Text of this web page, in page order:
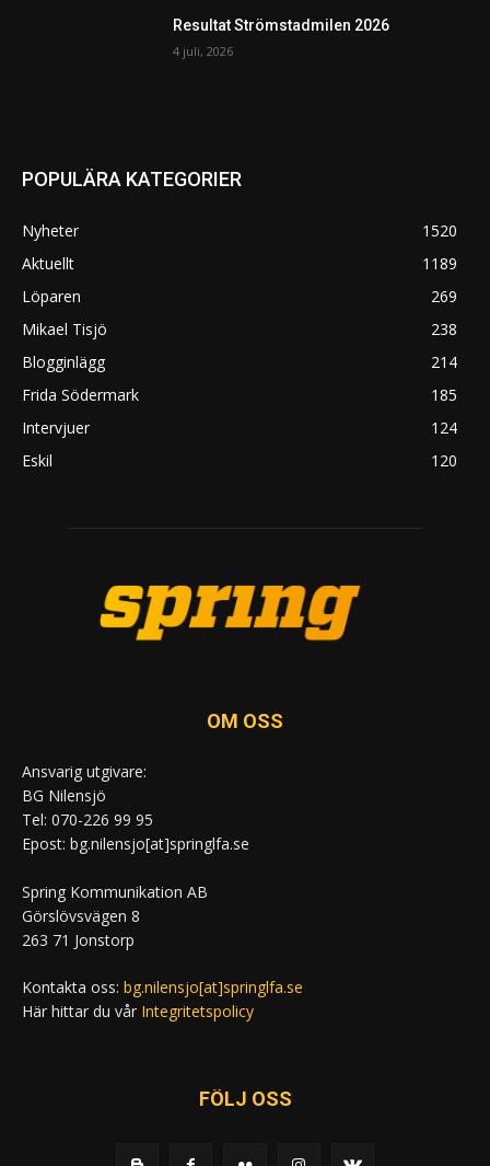
Resultat Strömstadmilen 2026
4 juli, 2026
POPULÄRA KATEGORIER
Nyheter
1520
Aktuellt
1189
Löparen
269
Mikael Tisjö
238
Blogginlägg
214
Frida Södermark
185
Intervjuer
124
Eskil
120
OM OSS
Ansvarig utgivare:
BG Nilensjö
Tel: 070-226 99 95
Epost: bg.nilensjo[at]springlfa.se
Spring Kommunikation AB
Görslövsvägen 8
263 71 Jonstorp
Kontakta oss: bg.nilensjo[at]springlfa.se
Här hittar du vår Integritetspolicy
FÖLJ OSS